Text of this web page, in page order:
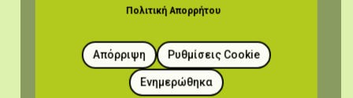
Πολιτική Απορρήτου
Ρυθμίσεις Cookie
Απόρριψη
Ενημερώθηκα